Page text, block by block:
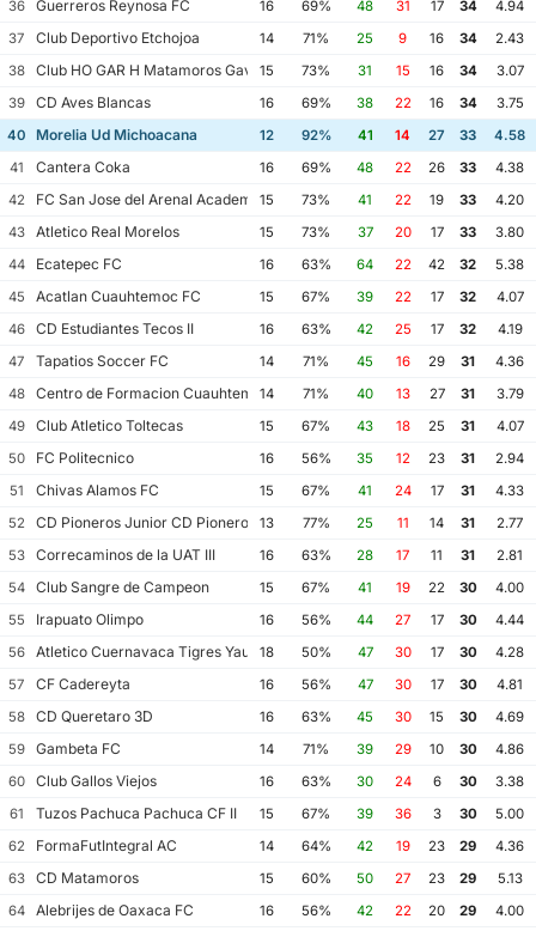
36
Guerreros Reynosa FC 16 69% 48 31 17 34
4.94
37
Club Deportivo Etchojoa 14 71% 25 9 16 34
2.43
38
Club HO GAR H Matamoros Gavilanes FC Matamoros II
15 73% 31 15 16 34
3.07
39
CD Aves Blancas 16 69% 38 22 16 34
3.75
40
Morelia Ud Michoacana 12 92% 41 14 27 33
4.58
41
Cantera Coka 16 69% 48 22 26 33
4.38
42
FC San Jose del Arenal Academia America Leyendas
15 73% 41 22 19 33
4.20
43
Atletico Real Morelos 15 73% 37 20 17 33
3.80
44
Ecatepec FC 16 63% 64 22 42 32
5.38
45
Acatlan Cuauhtemoc FC 15 67% 39 22 17 32
4.07
46
CD Estudiantes Tecos II 16 63% 42 25 17 32
4.19
47
Tapatios Soccer FC 14 71% 45 16 29 31
4.36
48
Centro de Formacion Cuauhtemoc Blanco
14 71% 40 13 27 31
3.79
49
Club Atletico Toltecas 15 67% 43 18 25 31
4.07
50
FC Politecnico 16 56% 35 12 23 31
2.94
51
Chivas Alamos FC 15 67% 41 24 17 31
4.33
52
CD Pioneros Junior CD Pioneros de Cancun II
13 77% 25 11 14 31
2.77
53
Correcaminos de la UAT III 16 63% 28 17 11 31
2.81
54
Club Sangre de Campeon 15 67% 41 19 22 30
4.00
55
Irapuato Olimpo 16 56% 44 27 17 30
4.44
56
Atletico Cuernavaca Tigres Yautepec
18 50% 47 30 17 30
4.28
57
CF Cadereyta 16 56% 47 30 17 30
4.81
58
CD Queretaro 3D 16 63% 45 30 15 30
4.69
59
Gambeta FC 14 71% 39 29 10 30
4.86
60
Club Gallos Viejos 16 63% 30 24 6 30
3.38
61
Tuzos Pachuca Pachuca CF II 15 67% 39 36 3 30
5.00
62
FormaFutIntegral AC 14 64% 42 19 23 29
4.36
63
CD Matamoros 15 60% 50 27 23 29
5.13
64
Alebrijes de Oaxaca FC 16 56% 42 22 20 29
4.00